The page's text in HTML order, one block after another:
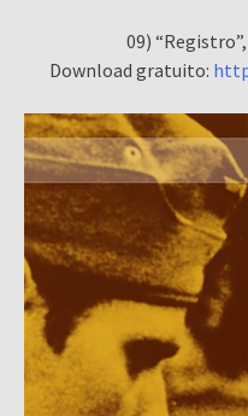
09)
Download gratuito: